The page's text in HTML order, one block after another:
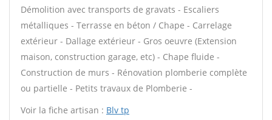
Démolition avec transports de gravats - Escaliers
métalliques - Terrasse en béton / Chape - Carrelage
extérieur - Dallage extérieur - Gros oeuvre (Extension
maison, construction garage, etc) - Chape fluide -
Construction de murs - Rénovation plomberie complète
ou partielle - Petits travaux de Plomberie -
Voir la fiche artisan : Blv tp